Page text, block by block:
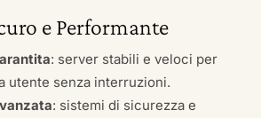
e Performante
: server stabili e veloci per
utente senza interruzioni.
: sistemi di sicurezza e